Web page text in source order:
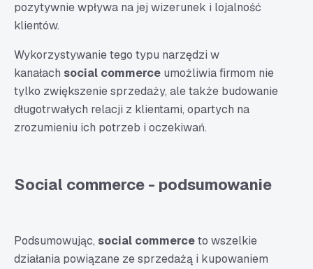
pozytywnie wpływa na jej wizerunek i lojalność
klientów.
Wykorzystywanie tego typu narzędzi w
kanałach social commerce umożliwia firmom nie
tylko zwiększenie sprzedaży, ale także budowanie
długotrwałych relacji z klientami, opartych na
zrozumieniu ich potrzeb i oczekiwań.
Social commerce - podsumowanie
Podsumowując, social commerceto wszelkie
działania powiązane ze sprzedażą i kupowaniem